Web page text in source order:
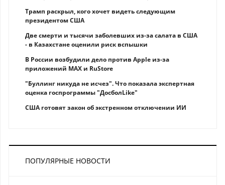
Трамп раскрыл, кого хочет видеть следующим
президентом США
Две смерти и тысячи заболевших из-за салата в США
- в Казахстане оценили риск вспышки
В России возбудили дело против Apple из-за
приложений MAX и RuStore
"Буллинг никуда не исчез". Что показала экспертная
оценка госпрограммы "ДосболLike"
США готовят закон об экстренном отключении ИИ
ПОПУЛЯРНЫЕ НОВОСТИ